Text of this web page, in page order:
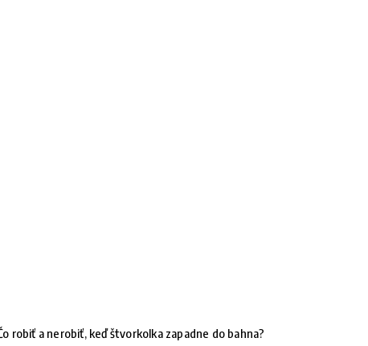
robiť a nerobiť, keď štvorkolka zapadne do bahna?